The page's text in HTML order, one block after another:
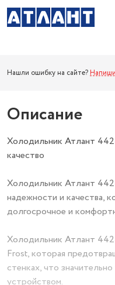
Нашли ошибку на сайте?
Описание
Холодильник Атлант
качество
Холодильник Атлант
надежности и качества,
долгосрочное и
Холодильник Атлант
Frost, которая
стенках, что
устройством.